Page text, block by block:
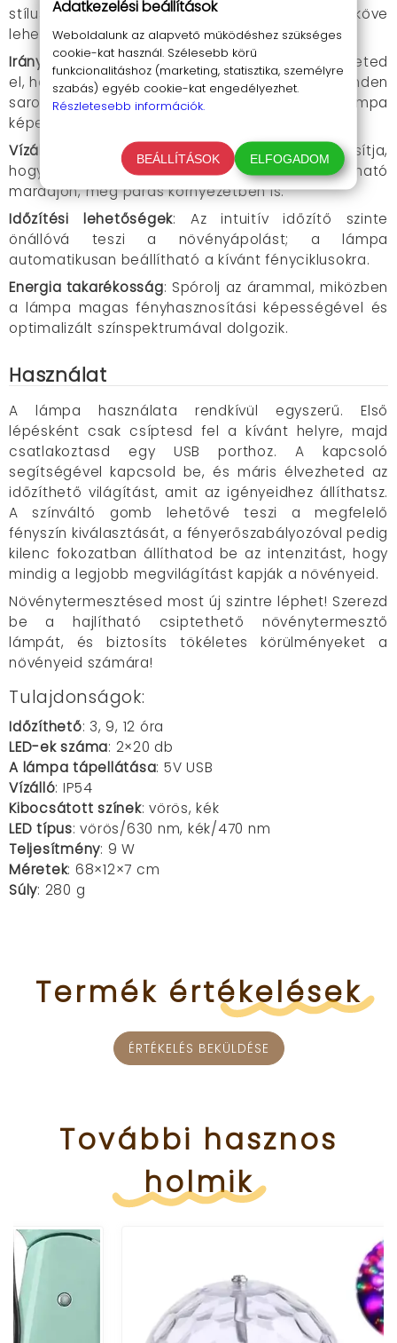
stílusos megjelenésével minden otthon ékköve
lehet.
Irányított fény: A hajlítható konzolokkal te döntheted
el, hogy pontosan hova irányítod a fényt, így minden
sarokban maximálisan kihasználható a lámpa
képessége.
Vízállóság
: Az IP54-es vízálló védelem biztosítja,
hogy a lámpa hosszú távon is megbízható
maradjon, még párás környezetben is.
Időzítési lehetőségek: Az intuitív időzítő szinte
önállóvá teszi a növényápolást; a lámpa
automatikusan beállítható a kívánt fényciklusokra.
Energia takarékosság: Spórolj az árammal, miközben
a lámpa magas fényhasznosítási képességével és
optimalizált színspektrumával dolgozik.
Használat
A lámpa használata rendkívül egyszerű. Első
lépésként csak csíptesd fel a kívánt helyre, majd
csatlakoztasd egy USB porthoz. A kapcsoló
segítségével kapcsold be, és máris élvezheted az
időzíthető világítást, amit az igényeidhez állíthatsz.
A színváltó gomb lehetővé teszi a megfelelő
fényszín kiválasztását, a fényerőszabályozóval pedig
kilenc fokozatban állíthatod be az intenzitást, hogy
mindig a legjobb megvilágítást kapják a növényeid.
Növénytermesztésed most új szintre léphet! Szerezd
be a hajlítható csiptethető növénytermesztő
lámpát, és biztosíts tökéletes körülményeket a
növényeid számára!
Tulajdonságok:
Időzíthető: 3, 9, 12 óra
LED-ek száma: 2×20 db
A lámpa tápellátása: 5V USB
Vízálló: IP54
Kibocsátott színek: vörös, kék
LED típus: vörös/630 nm, kék/470 nm
Teljesítmény: 9 W
Méretek: 68×12×7 cm
Súly: 280 g
Termék értékelések
ÉRTÉKELÉS BEKÜLDÉSE
További hasznos
holmik
Adatkezelési beállítások
Weboldalunk az alapvető működéshez szükséges
cookie-kat használ. Szélesebb körű
funkcionalitáshoz (marketing, statisztika, személyre
szabás) egyéb cookie-kat engedélyezhet.
Részletesebb információk.
BEÁLLÍTÁSOK ELFOGADOM